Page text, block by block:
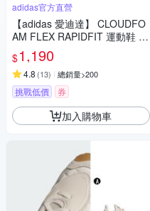
adidas官方直營
【adidas 愛迪達】 CLOUDFO
AM FLEX RAPIDFIT 運動鞋 男
鞋/女鞋 (多款任選)
$1,190
4.8 (13) 總銷量>200
挑戰低價 券
加入購物車